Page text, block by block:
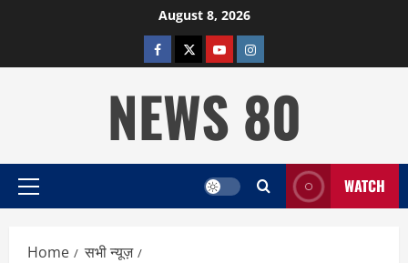
August 8, 2026
facebooktwitterYOUTUBE
instagram
NEWS 80
Primary
WATCH
Home
सभी न्यूज़